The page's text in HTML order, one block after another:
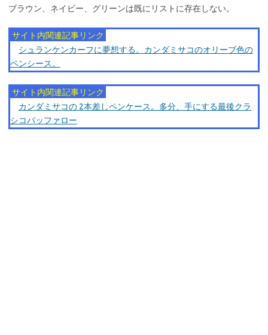
ブラウン、ネイビー、グリーンは既にリストに存在しない。
サイト内関連記事リンク
シュランケンカーフに夢想する。カンダミサコのオリーブ色の
ペンシース。
サイト内関連記事リンク
カンダミサコの 2本差しペンケース。多分、手にする最後クラ
シコバッファロー